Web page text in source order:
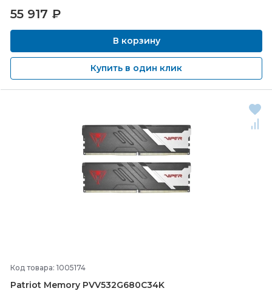
55 917 ₽
В корзину
Купить в один клик
Код товара: 1005174
Patriot Memory PVV532G680C34K